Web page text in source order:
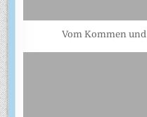
Vom Kommen und